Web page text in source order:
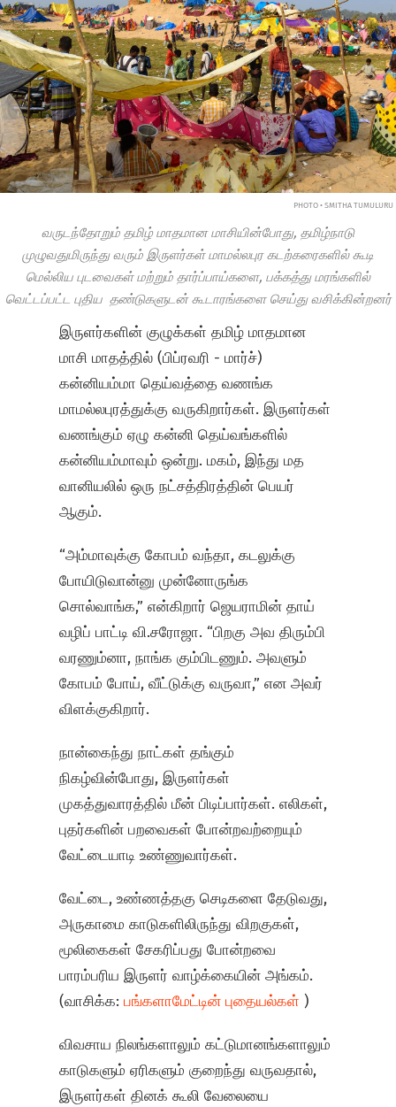
PHOTO • SMITHA TUMULURU
வருடந்தோறும் தமிழ் மாதமான மாசியின்போது, தமிழ்நாடு
முழுவதுமிருந்து வரும் இருளர்கள் மாமல்லபுர கடற்கரைகளில் கூடி
மெல்லிய புடவைகள் மற்றும் தார்ப்பாய்களை, பக்கத்து மரங்களில்
வெட்டப்பட்ட புதிய தண்டுகளுடன் கூடாரங்களை செய்து வசிக்கின்றனர்
இருளர்களின் குழுக்கள் தமிழ் மாதமான
மாசி மாதத்தில் (பிப்ரவரி - மார்ச்)
கன்னியம்மா தெய்வத்தை வணங்க
மாமல்லபுரத்துக்கு வருகிறார்கள். இருளர்கள்
வணங்கும் ஏழு கன்னி தெய்வங்களில்
கன்னியம்மாவும் ஒன்று. மகம், இந்து மத
வானியலில் ஒரு நட்சத்திரத்தின் பெயர்
ஆகும்.
“அம்மாவுக்கு கோபம் வந்தா, கடலுக்கு
போயிடுவான்னு முன்னோருங்க
சொல்வாங்க,” என்கிறார் ஜெயராமின் தாய்
வழிப் பாட்டி வி.சரோஜா. “பிறகு அவ திரும்பி
வரணும்னா, நாங்க கும்பிடணும். அவளும்
கோபம் போய், வீட்டுக்கு வருவா,” என அவர்
விளக்குகிறார்.
நான்கைந்து நாட்கள் தங்கும்
நிகழ்வின்போது, இருளர்கள்
முகத்துவாரத்தில் மீன் பிடிப்பார்கள். எலிகள்,
புதர்களின் பறவைகள் போன்றவற்றையும்
வேட்டையாடி உண்ணுவார்கள்.
வேட்டை, உண்ணத்தகு செடிகளை தேடுவது,
அருகாமை காடுகளிலிருந்து விறகுகள்,
மூலிகைகள் சேகரிப்பது போன்றவை
பாரம்பரிய இருளர் வாழ்க்கையின் அங்கம்.
(வாசிக்க:பங்களாமேட்டின் புதையல்கள் )
விவசாய நிலங்களாலும் கட்டுமானங்களாலும்
காடுகளும் ஏரிகளும் குறைந்து வருவதால்,
இருளர்கள் தினக் கூலி வேலையை